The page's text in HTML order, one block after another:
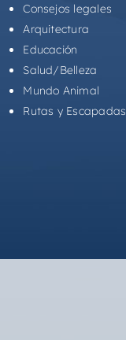
Consejos legales
Arquitectura
Educación
Salud/Belleza
Mundo Animal
Rutas y Escapadas